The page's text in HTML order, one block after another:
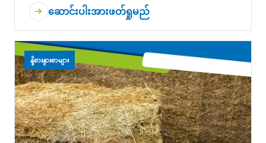
ဆောင်းပါးအားဖတ်ရှုမည်
နို့စားနွားစာများ